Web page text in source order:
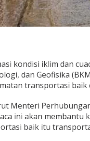
N
G
K
A
N
K
E
E
L
A
M
kondisi iklim dan
dan Geofisika
transportasi
Menteri
ini akan membantu
baik itu